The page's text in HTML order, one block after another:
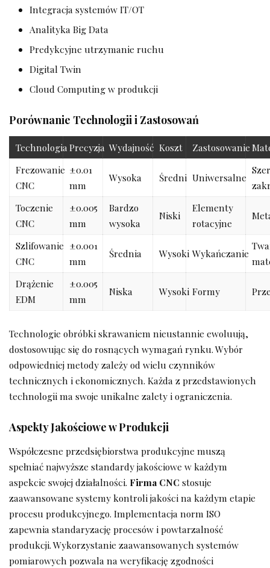
Integracja systemów IT/OT
Analityka Big Data
Predykcyjne utrzymanie ruchu
Digital Twin
Cloud Computing w produkcji
Porównanie Technologii i Zastosowań
TechnologiaPrecyzja Wydajność Koszt Zastosowanie
Frezowanie
CNC
±0.01
mm
Wysoka Średni Uniwersalne
Toczenie
CNC
±0.005
mm
Bardzo
wysoka
Niski
Elementy
rotacyjne
Szlifowanie
CNC
±0.001
mm
Średnia Wysoki Wykańczanie
Drążenie
EDM
±0.005
mm
Niska Wysoki Formy
Technologie obróbki skrawaniem nieustannie ewoluują,
dostosowując się do rosnących wymagań rynku. Wybór
odpowiedniej metody zależy od wielu czynników
technicznych i ekonomicznych. Każda z przedstawionych
technologii ma swoje unikalne zalety i ograniczenia.
Aspekty Jakościowe w Produkcji
Współczesne przedsiębiorstwa produkcyjne muszą
spełniać najwyższe standardy jakościowe w każdym
aspekcie swojej działalności. Firma CNC stosuje
zaawansowane systemy kontroli jakości na każdym etapie
procesu produkcyjnego. Implementacja norm ISO
zapewnia standaryzację procesów i powtarzalność
produkcji. Wykorzystanie zaawansowanych systemów
pomiarowych pozwala na weryfikację zgodności